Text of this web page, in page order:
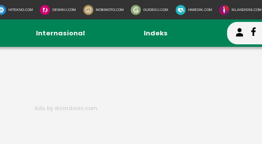
HITEKNO.COM DEWIKU.COM MOBIMOTO.COM GUIDEKU.COM HIMEDIK.COM IKLANDISINI.COM
Internasional Indeks